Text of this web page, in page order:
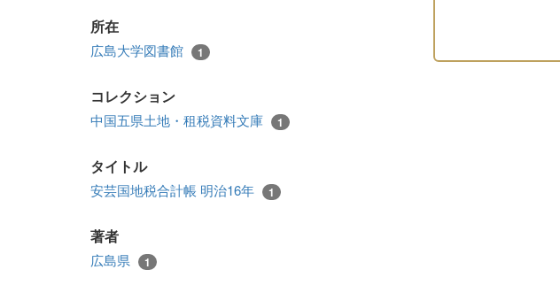
所在
広島大学図書館 1
コレクション
中国五県土地・租税資料文庫 1
タイトル
安芸国地税合計帳 明治16年 1
著者
広島県 1